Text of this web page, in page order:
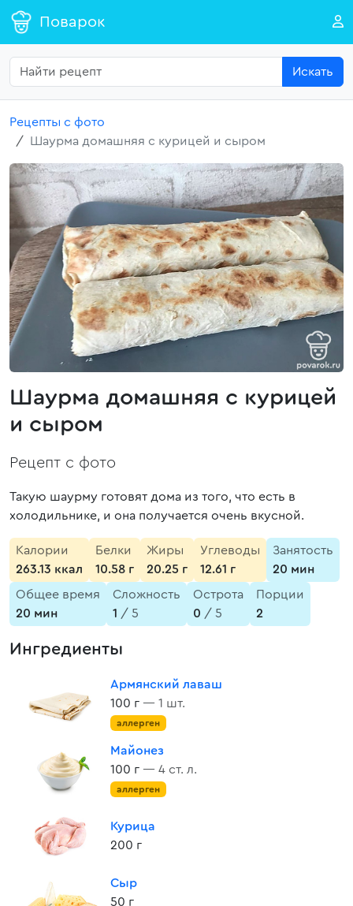
Поварок
Искать
Рецепты с фото
Шаурма домашняя с курицей и сыром
Шаурма домашняя с курицей
и сыром
Рецепт с фото
Такую шаурму готовят дома из того, что есть в
холодильнике, и она получается очень вкусной.
Калории
263.13 ккал
Белки
10.58 г
Жиры
20.25 г
Углеводы
12.61 г
Занятость
20 мин
Общее время
20 мин
Сложность
1 / 5
Острота
0 / 5
Порции
2
Ингредиенты
Армянский лаваш
100 г — 1 шт.
аллерген
Майонез
100 г — 4 ст. л.
аллерген
Курица
200 г
Сыр
50 г